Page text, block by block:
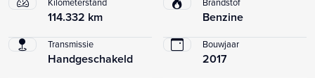
114.332 km Benzine
Transmissie
Handgeschakeld
Bouwjaar
2017